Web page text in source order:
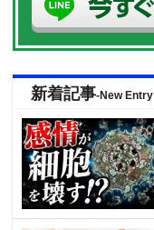
新着記事-New Entry